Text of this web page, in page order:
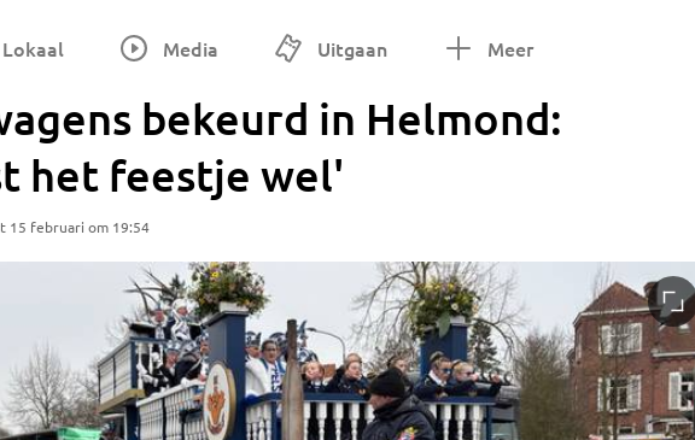
Lokaal Media Uitgaan Meer
bekeurd in Helmond:
het feestje wel'
15 februari om 19:54